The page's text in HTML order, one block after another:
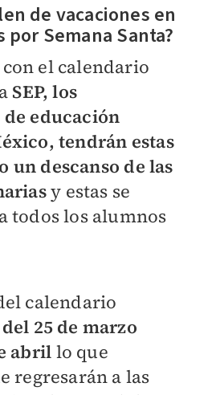
de vacaciones en
por Semana Santa?
el calendario
SEP, los
educación
tendrán estas
un descanso de las
y estas se
todos los alumnos
calendario
25 de marzo
abril lo que
regresarán a las